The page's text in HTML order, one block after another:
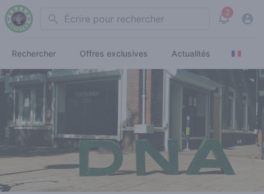
Search 2
View
Rechercher Offres exclusives Actualités